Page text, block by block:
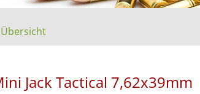
Jack Tactical 7,62x39mm